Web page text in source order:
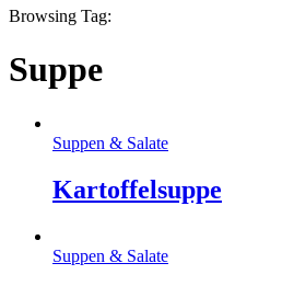
Browsing Tag:
Suppe
Suppen & Salate
Kartoffelsuppe
Suppen & Salate